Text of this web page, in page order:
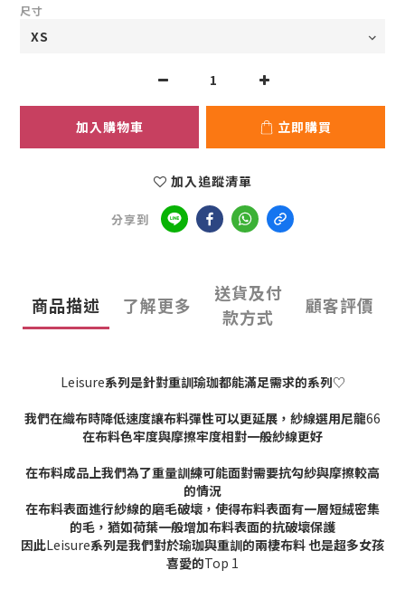
尺寸
加入購物車 立即購買
加入追蹤清單
分享到
商品描述 了解更多
送貨及付
款方式
顧客評價
Leisure系列是針對重訓瑜珈都能滿足需求的系列♡
我們在織布時降低速度讓布料彈性可以更延展，紗線選用尼龍66
在布料色牢度與摩擦牢度相對一般紗線更好
在布料成品上我們為了重量訓練可能面對需要抗勾紗與摩擦較高
的情況
在布料表面進行紗線的磨毛破壞，使得布料表面有一層短絨密集
的毛，猶如荷葉一般增加布料表面的抗破壞保護
因此Leisure系列是我們對於瑜珈與重訓的兩棲布料也是超多女孩
喜愛的Top 1